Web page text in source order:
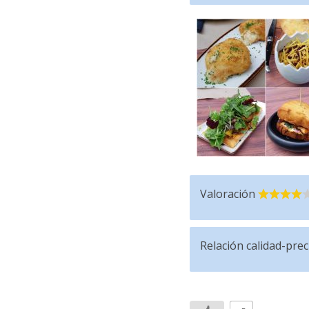
Valoración
Relación calidad-